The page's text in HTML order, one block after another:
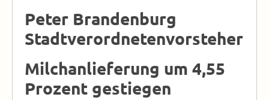
Peter Brandenburg
Stadtverordnetenvorsteher
Milchanlieferung um 4,55
Prozent gestiegen